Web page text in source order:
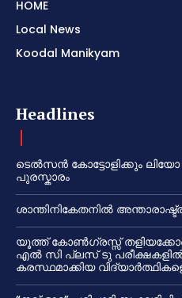
HOME
Local News
Koodal Manikyam
Headlines
ടെൽസൻ കോട്ടോളിക്കും
പുരസ്കാരം
ശാന്തിനികേതനിൽ
യൂത്ത് കോൺഗ്രസ്സ്
എൽ സി പ്ലസ് ടു പരീക്ഷകളിൽ
കരസ്ഥമാക്കിയ